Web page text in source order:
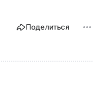
Поделиться